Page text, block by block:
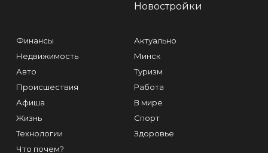
Новостройки
Финансы
Недвижимость
Авто
Происшествия
Афиша
Жизнь
Технологии
Что почем?
Актуально
Минск
Туризм
Работа
В мире
Спорт
Здоровье